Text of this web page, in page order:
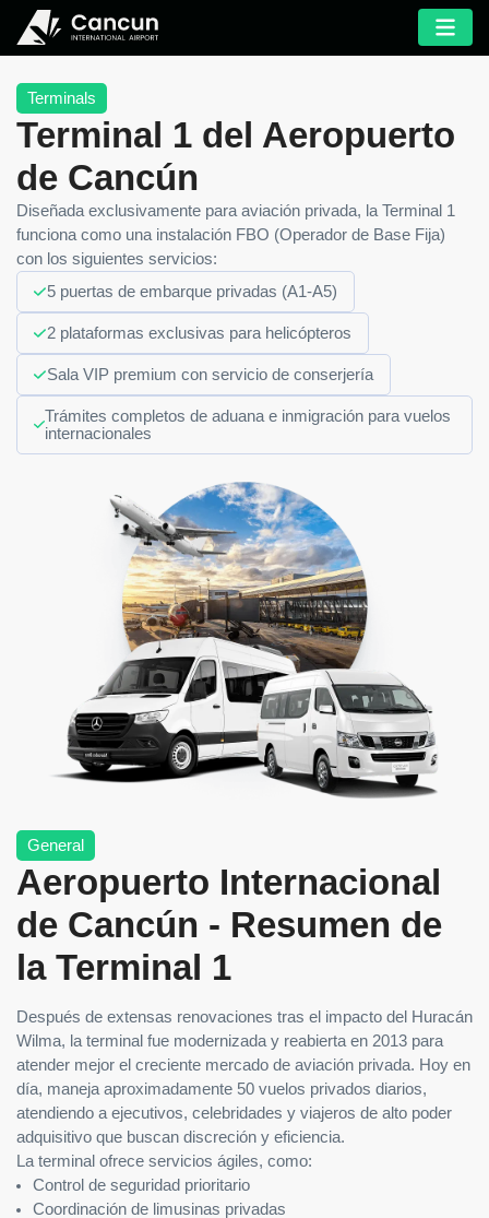
Terminals
Terminal 1 del Aeropuerto
de Cancún
Diseñada exclusivamente para aviación privada, la Terminal 1
funciona como una instalación FBO (Operador de Base Fija)
con los siguientes servicios:
5 puertas de embarque privadas (A1-A5)
2 plataformas exclusivas para helicópteros
Sala VIP premium con servicio de conserjería
Trámites completos de aduana e inmigración para vuelos
internacionales
General
Aeropuerto Internacional
de Cancún - Resumen de
la Terminal 1
Después de extensas renovaciones tras el impacto del Huracán
Wilma, la terminal fue modernizada y reabierta en 2013 para
atender mejor el creciente mercado de aviación privada. Hoy en
día, maneja aproximadamente 50 vuelos privados diarios,
atendiendo a ejecutivos, celebridades y viajeros de alto poder
adquisitivo que buscan discreción y eficiencia.
La terminal ofrece servicios ágiles, como:
Control de seguridad prioritario
Coordinación de limusinas privadas